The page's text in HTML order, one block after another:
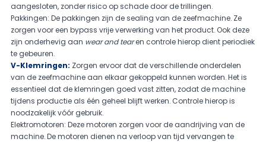
aangesloten, zonder risico op schade door de trillingen.
Pakkingen: De pakkingen zijn de sealing van de zeefmachine. Ze
zorgen voor een bypass vrije verwerking van het product. Ook deze
zijn onderhevig aan wear and tearen controle hierop dient periodiek
te gebeuren.
V-Klemringen: Zorgen ervoor dat de verschillende onderdelen
van de zeefmachine aan elkaar gekoppeld kunnen worden. Het is
essentieel dat de klemringen goed vast zitten, zodat de machine
tijdens productie als één geheel blijft werken. Controle hierop is
noodzakelijk vóór gebruik.
Elektromotoren: Deze motoren zorgen voor de aandrijving van de
machine. De motoren dienen na verloop van tijd vervangen te